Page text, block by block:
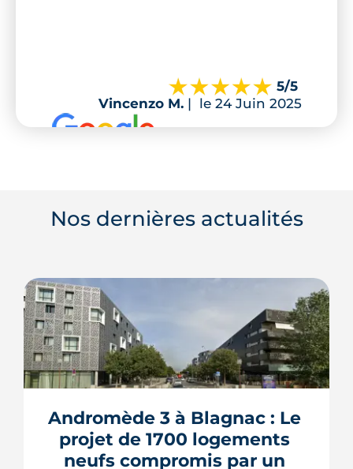
5/5
Vincenzo M. | le 24 Juin 2025
Nos dernières actualités
Andromède 3 à Blagnac : Le
projet de 1700 logements
neufs compromis par un